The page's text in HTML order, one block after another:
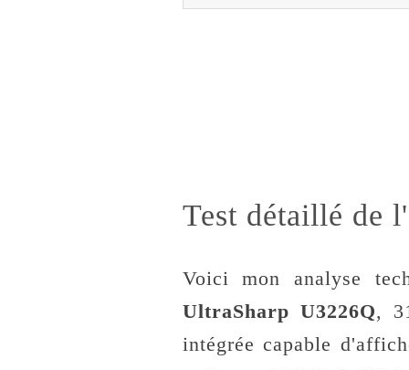
Test détaillé de
Voici mon analyse
UltraSharp U3226Q,
intégrée capable